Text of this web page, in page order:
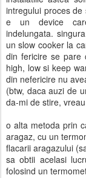
intregului proces
e un device
indelungata.
un slow cooker la
din fericire se pare
high, low si keep
din nefericire nu
(btw, daca auzi de
da-mi de stire,
o alta metoda prin
aragaz, cu un
flacarii aragazului
sa obtii acelasi
folosind un